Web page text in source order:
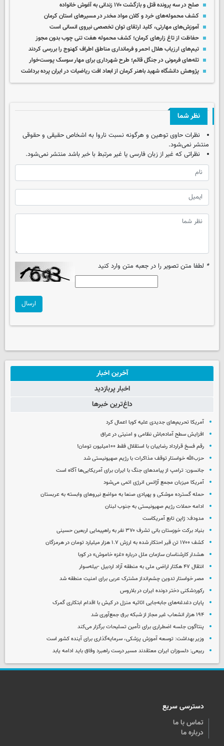
صلح در سه پرونده قتل و بازگشت ۱۷۰ زندانی به آغوش خانواده
کشف محموله‌های خرد و کلان مواد مخدر در مسیرهای استان کرمان
آموزش‌های مهارتی، کلید ارتقای توان تخصصی نیروی انسانی است
حفاظت از تاغ زارهای کرمان؛ کشف محموله هفت تنی چوب بدون مجوز
تیم‌های ارزیاب هلال احمر و فرمانداری مناطق اطراف کهنوج را بررسی کردند
تله‌های فرمونی در جنگل قائم؛ طرح شهرداری برای مهار سوسک پوست‌خوار
پژوهش دانشگاه شهید باهنر کرمان از ابعاد افت ریاضیات در ایران پرده برداشت
نظر شما
نظرات حاوی توهین و هرگونه نسبت ناروا به اشخاص حقیقی و حقوقی
منتشر نمی‌شود.
نظراتی که غیر از زبان فارسی یا غیر مرتبط با خبر باشد منتشر نمی‌شود.
* لطفا متن تصویر را در جعبه متن وارد کنید
ارسال
آخرین اخبار
اخبار پربازدید
داغ‌ترین خبرها
آمریکا تحریم‌های جدیدی علیه کوبا اعمال کرد
افزایش سطح آماده‌باش نظامی و امنیتی در عراق
رقم فسخ قرارداد رضاییان با استقلال فقط ۱۰۰میلیون تومان!
حزب‌الله خواستار توقف مذاکرات با رژیم صهیونیستی شد
جانسون: ترامپ از پیامدهای جنگ با ایران برای آمریکایی‌ها آگاه است
آمریکا میزبان مجمع آژانس انرژی اتمی می‌شود
حمله گسترده موشکی و پهپادی صنعا به مواضع نیروهای وابسته به عربستان
ادامه حملات رژیم صهیونیستی به جنوب لبنان
مدودف: ژاپن تابع آمریکاست
بنیاد برکت خوزستان بانی تشرف ۳۷۰ نفر به راهپیمایی اربعین حسینی
کشف ۱۷۰۰ تن قیر احتکار شده به ارزش ۱.۷ هزار میلیارد تومان در هرمزگان
هشدار کارشناسان سازمان ملل درباره «غزه‌ خاموش» در کوبا
انتقال ۴۷ هکتار اراضی ملی به منطقه آزاد اردبیل -بیله‌سوار
مصر خواستار تدوین چشم‌انداز مشترک عربی برای امنیت منطقه شد
رکوردشکنی دختر دونده ایران در بلاروس
پایان دغدغه‌های جابه‌جایی اثاثیه منزل در کیش با اقدام ابتکاری گمرک
۱۹۴ هزار انشعاب غیر مجاز از شبکه برق جمع‌آوری شد
پنتاگون جلسه اضطراری برای تأمین تسلیحات برگزار می‌کند
وزیر بهداشت: توسعه آموزش پزشکی، سرمایه‌گذاری برای آینده کشور است
ربیعی: دلسوزان ایران معتقدند مسیر درست راهبرد وفاق باید ادامه یابد
دسترسی سریع
تماس با ما
درباره ما